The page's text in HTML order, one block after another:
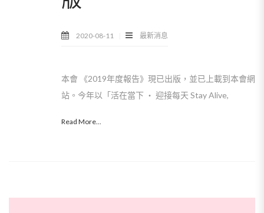
2020-08-11 最新消息
本會 《2019年度報告》現已出版，並已上載到本會網
站。今年以「活在當下 ‧ 迎接每天 Stay Alive,
Read More...